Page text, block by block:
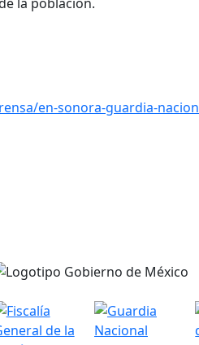
en-sonora-guardia-